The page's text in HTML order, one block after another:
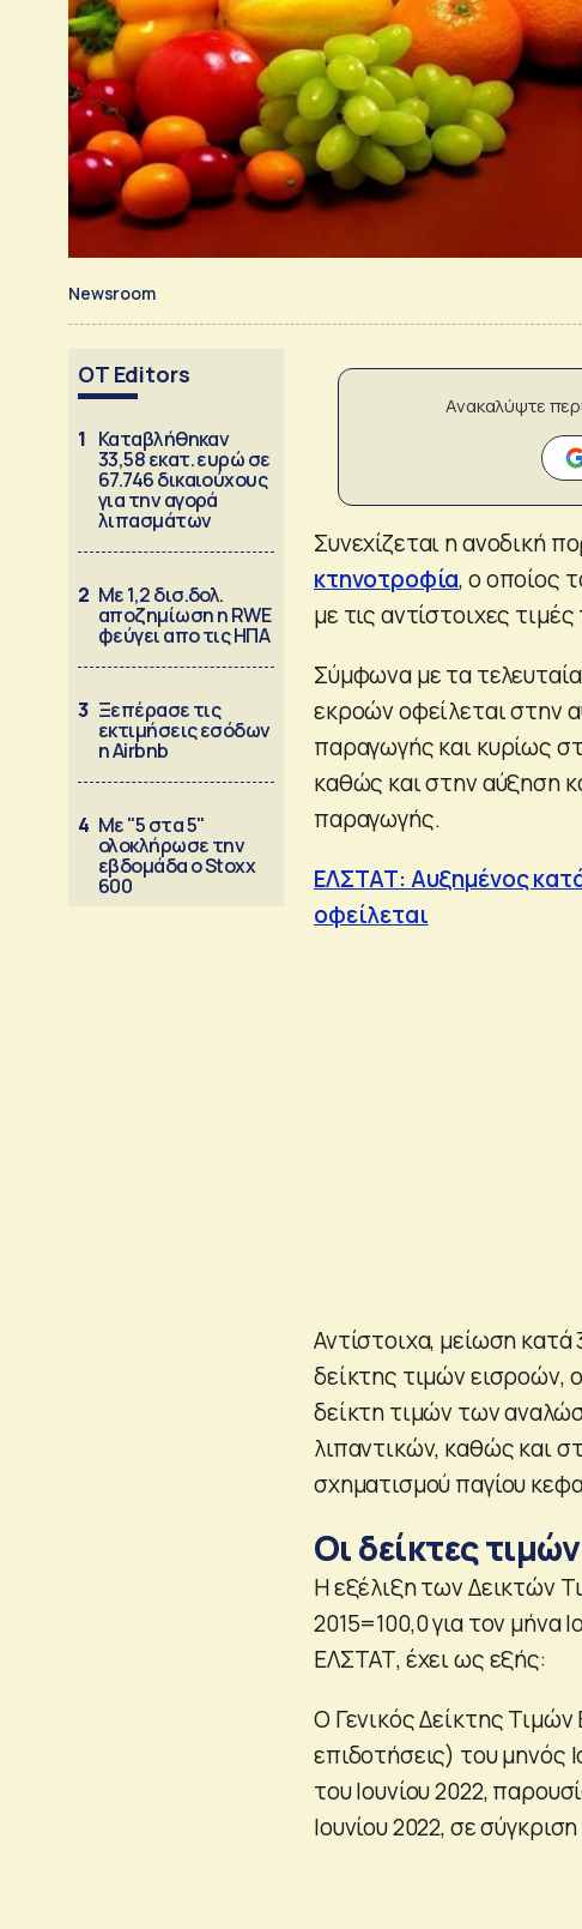
Newsroom
OT Editors
1 Καταβλήθηκαν
33,58 εκατ. ευρώ σε
67.746 δικαιούχους
για την αγορά
λιπασμάτων
2 Με 1,2 δισ.δολ.
αποζημίωση η RWE
φεύγει απο τις ΗΠΑ
3 Ξεπέρασε τις
εκτιμήσεις εσόδων
η Airbnb
4 Με "5 στα 5"
ολοκλήρωσε την
εβδομάδα ο Stoxx
600
Ανακαλύψτε
Συνεχίζεται η ανοδική
κτηνοτροφία, ο οποίος
με τις αντίστοιχες τιμές
Σύμφωνα με τα
εκροών οφείλεται στην
παραγωγής και κυρίως
καθώς και στην αύξηση
παραγωγής.
ΕΛΣΤΑΤ: Αυξημένος
οφείλεται
Αντίστοιχα, μείωση κατά
δείκτης τιμών εισροών,
δείκτη τιμών των
λιπαντικών, καθώς και
σχηματισμού παγίου
Οι δείκτες τιμών
Η εξέλιξη των Δεικτών
2015=100,0 για τον μήνα
ΕΛΣΤΑΤ, έχει ως εξής:
Ο Γενικός Δείκτης
επιδοτήσεις) του μηνός
του Ιουνίου 2022,
Ιουνίου 2022, σε